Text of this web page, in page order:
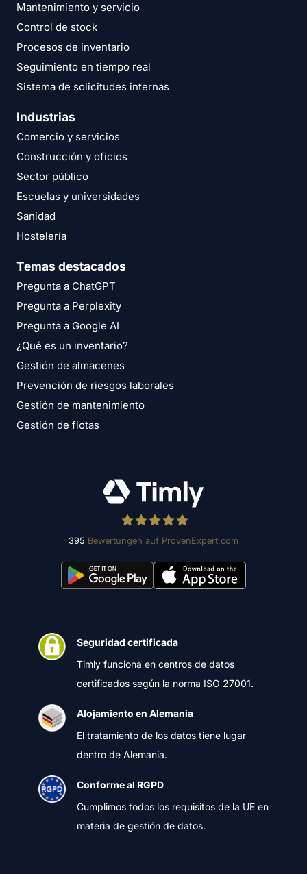
Mantenimiento y servicio
Control de stock
Procesos de inventario
Seguimiento en tiempo real
Sistema de solicitudes internas
Industrias
Comercio y servicios
Construcción y oficios
Sector público
Escuelas y universidades
Sanidad
Hostelería
Temas destacados
Pregunta a ChatGPT
Pregunta a Perplexity
Pregunta a Google AI
¿Qué es un inventario?
Gestión de almacenes
Prevención de riesgos laborales
Gestión de mantenimiento
Gestión de flotas
Timly Software AG
395 Bewertungen auf ProvenExpert.com
Seguridad certificada
Timly funciona en centros de datos
certificados según la norma ISO 27001.
Alojamiento en Alemania
El tratamiento de los datos tiene lugar
dentro de Alemania.
Conforme al RGPD
Cumplimos todos los requisitos de la UE en
materia de gestión de datos.